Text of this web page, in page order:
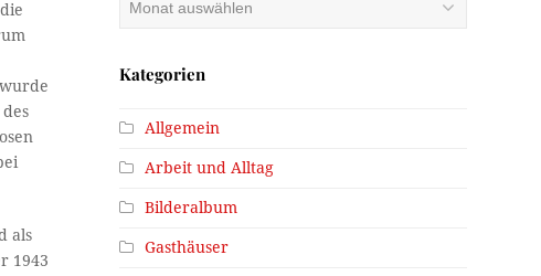
als
1943
Kategorien
Allgemein
Arbeit und Alltag
Bilderalbum
Gasthäuser